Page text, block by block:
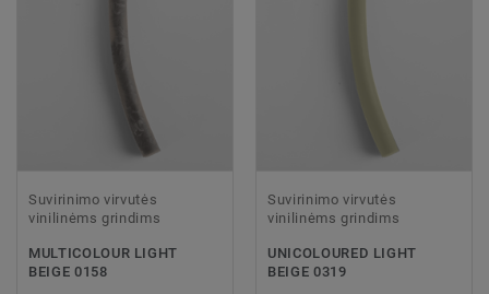
Suvirinimo virvutės
vinilinėms grindims
MULTICOLOUR LIGHT
BEIGE 0158
Suvirinimo virvutės
vinilinėms grindims
UNICOLOURED LIGHT
BEIGE 0319